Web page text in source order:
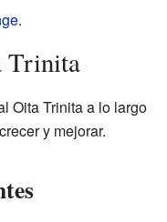
.
Trinita
Oita Trinita a lo largo
y mejorar.